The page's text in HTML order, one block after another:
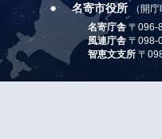
名寄市役所 （開
名寄庁舎 〒096-
風連庁舎 〒098-
智恵文支所 〒